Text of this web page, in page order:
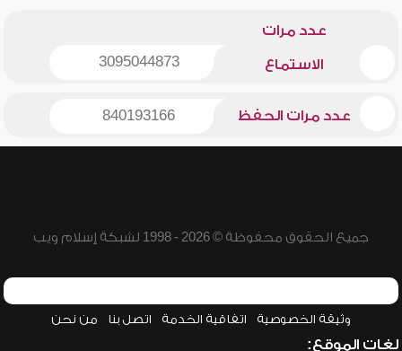
عدد مرات
الاستماع 3095044873
عدد مرات الحفظ 840193166
جميع الحقوق محفوظة © 2026 - 1998 لشبكة إسلام ويب
وثيقة الخصوصية اتفاقية الخدمة اتصل بنا من نحن
لغات الموقع: